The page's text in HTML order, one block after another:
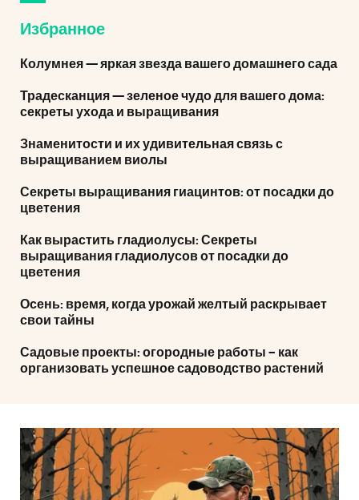
Избранное
Колумнея — яркая звезда вашего домашнего сада
Традесканция — зеленое чудо для вашего дома:
секреты ухода и выращивания
Знаменитости и их удивительная связь с
выращиванием виолы
Секреты выращивания гиацинтов: от посадки до
цветения
Как вырастить гладиолусы: Секреты
выращивания гладиолусов от посадки до
цветения
Осень: время, когда урожай желтый раскрывает
свои тайны
Садовые проекты: огородные работы – как
организовать успешное садоводство растений